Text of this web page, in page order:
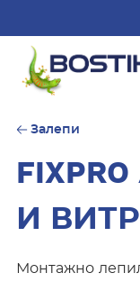
Залепи
И
Монтажно